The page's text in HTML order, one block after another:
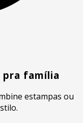
família
estampas ou